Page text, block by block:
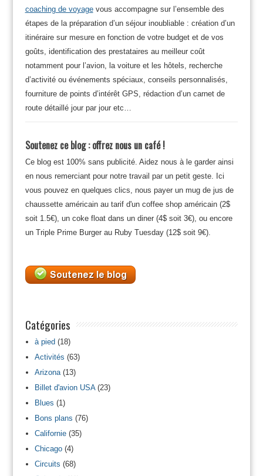
coaching de voyagevous accompagne sur l’ensemble des
étapes de la préparation d’un séjour inoubliable : création d’un
itinéraire sur mesure en fonction de votre budget et de vos
goûts, identification des prestataires au meilleur coût
notamment pour l’avion, la voiture et les hôtels, recherche
d’activité ou événements spéciaux, conseils personnalisés,
fourniture de points d’intérêt GPS, rédaction d’un carnet de
route détaillé jour par jour etc…
Soutenez ce blog : offrez nous un café !
Ce blog est 100% sans publicité. Aidez nous à le garder ainsi
en nous remerciant pour notre travail par un petit geste. Ici
vous pouvez en quelques clics, nous payer un mug de jus de
chaussette américain au tarif d'un coffee shop américain (2$
soit 1.5€), un coke float dans un diner (4$ soit 3€), ou encore
un Triple Prime Burger au Ruby Tuesday (12$ soit 9€).
Catégories
à pied(18)
Activités (63)
Arizona(13)
Billet d'avion USA(23)
Blues (1)
Bons plans (76)
Californie(35)
Chicago(4)
Circuits (68)